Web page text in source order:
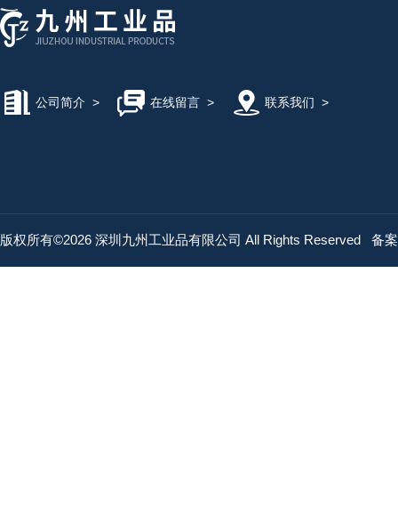
公司简介 > 在线留言> 联系我们 >
版权所有©2026 深圳九州工业品有限公司 All Rights Reserved 备